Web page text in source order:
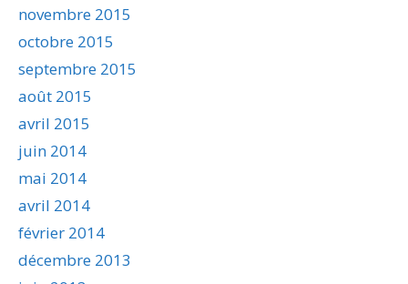
novembre 2015
octobre 2015
septembre 2015
août 2015
avril 2015
juin 2014
mai 2014
avril 2014
février 2014
décembre 2013